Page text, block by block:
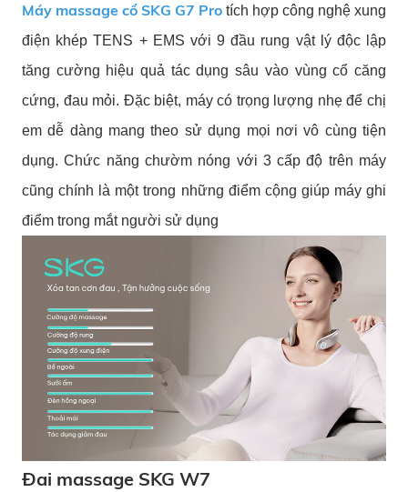
Máy massage cổ SKG G7 Pro tích hợp công nghệ xung
điện khép TENS + EMS với 9 đầu rung vật lý độc lập
tăng cường hiệu quả tác dụng sâu vào vùng cổ căng
cứng, đau mỏi. Đặc biệt, máy có trọng lượng nhẹ để chị
em dễ dàng mang theo sử dụng mọi nơi vô cùng tiện
dụng. Chức năng chườm nóng với 3 cấp độ trên máy
cũng chính là một trong những điểm cộng giúp máy ghi
điểm trong mắt người sử dụng
Đai massage SKG W7